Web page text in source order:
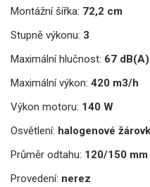
Montážní šířka: 72,2 cm
Stupně výkonu: 3
Maximální hlučnost: 67 dB(A)
Maximální výkon: 420 m3/h
Výkon motoru: 140 W
Osvětlení: halogenové
Průměr odtahu: 120/150 mm
Provedení: nerez